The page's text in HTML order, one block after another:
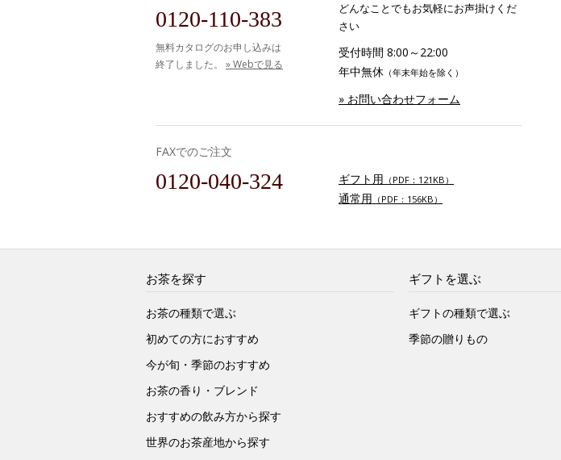
0120-110-383
無料カタログのお申し込みは
終了しました。 » Webで見る
どんなことでもお気軽にお声掛けくだ
さい
受付時間 8:00～22:00
年中無休 （年末年始を除く）
» お問い合わせフォーム
FAXでのご注文
0120-040-324 ギフト用 （PDF：121KB）
通常用 （PDF：156KB）
お茶を探す
お茶の種類で選ぶ
初めての方におすすめ
今が旬・季節のおすすめ
お茶の香り・ブレンド
おすすめの飲み方から探す
世界のお茶産地から探す
ギフトを選ぶ
ギフトの種類で選ぶ
季節の贈りもの